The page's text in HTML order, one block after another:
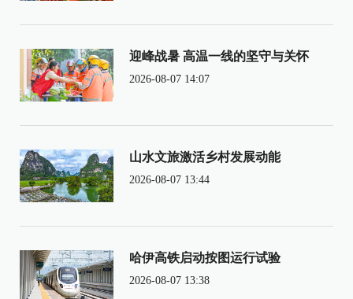
迎峰战暑 高温一线的坚守与关怀
2026-08-07 14:07
山水文旅激活乡村发展动能
2026-08-07 13:44
哈伊高铁启动按图运行试验
2026-08-07 13:38